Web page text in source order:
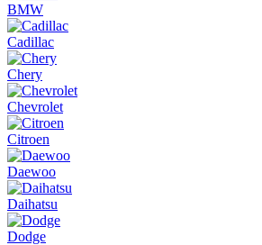
BMW
Cadillac
Chery
Chevrolet
Citroen
Daewoo
Daihatsu
Dodge